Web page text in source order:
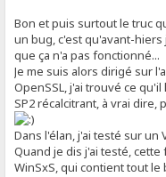
Bon et puis surtout le truc
un bug, c'est qu'avant-hiers
que ça n'a pas fonctionné...
Je me suis alors dirigé sur
OpenSSL, j'ai trouvé ce
SP2 récalcitrant, à vrai dire,
Dans l'élan, j'ai testé sur un
Quand je dis j'ai testé,
WinSxS, qui contient tout le